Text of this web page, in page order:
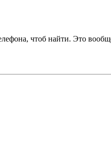
чтоб найти. Это